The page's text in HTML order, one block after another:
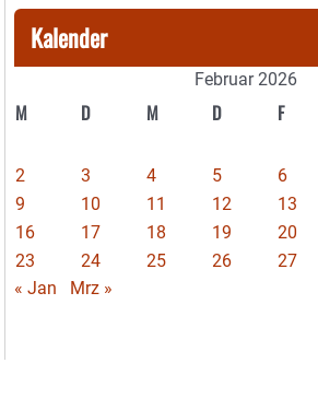
Kalender
Februar 2026
M D M D F
2
3 4 5 6
9
10 11 12 13
16
17 18 19 20
23
24 25 26 27
« Jan
Mrz »